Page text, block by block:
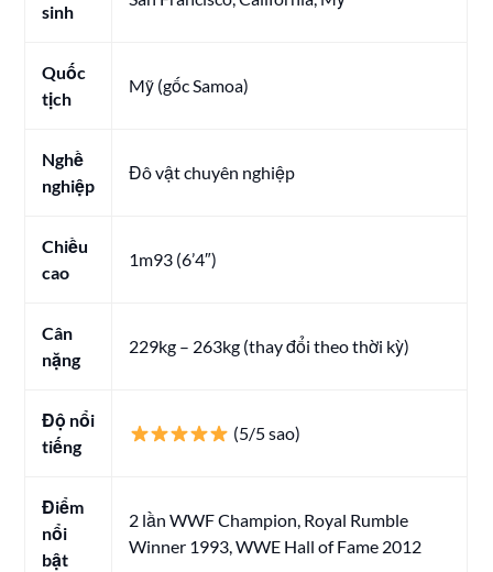
sinh
Quốc
tịch
Mỹ (gốc Samoa)
Nghề
nghiệp
Đô vật chuyên nghiệp
Chiều
cao
1m93 (6’4″)
Cân
nặng
229kg – 263kg (thay đổi theo thời kỳ)
Độ nổi
tiếng
(5/5 sao)
Điểm
nổi
bật
2 lần WWF Champion, Royal Rumble
Winner 1993, WWE Hall of Fame 2012